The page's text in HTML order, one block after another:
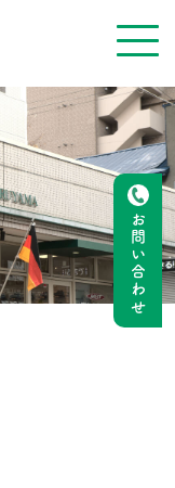
お問い合わせ